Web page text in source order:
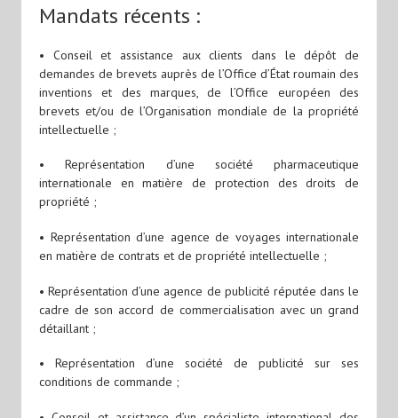
Mandats récents :
• Conseil et assistance aux clients dans le dépôt de
demandes de brevets auprès de l’Office d’État roumain des
inventions et des marques, de l’Office européen des
brevets et/ou de l’Organisation mondiale de la propriété
intellectuelle ;
• Représentation d’une société pharmaceutique
internationale en matière de protection des droits de
propriété ;
• Représentation d’une agence de voyages internationale
en matière de contrats et de propriété intellectuelle ;
• Représentation d’une agence de publicité réputée dans le
cadre de son accord de commercialisation avec un grand
détaillant ;
• Représentation d’une société de publicité sur ses
conditions de commande ;